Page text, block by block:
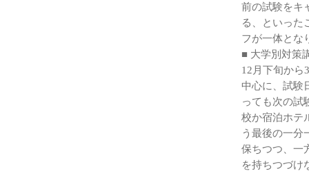
前の試験をキ
る、といった
フが一体とな
■ 大学別対策
12月下旬から
中心に、試験
っても次の試
校か宿泊ホテ
う最後の一分
保ちつつ、一
を持ちつづけ